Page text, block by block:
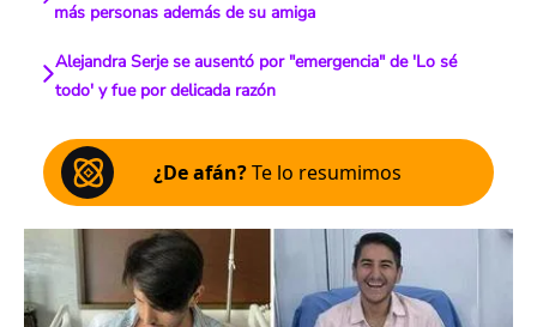
más personas además de su amiga
Alejandra Serje se ausentó por "emergencia" de 'Lo sé
todo' y fue por delicada razón
¿De afán?Te lo resumimos